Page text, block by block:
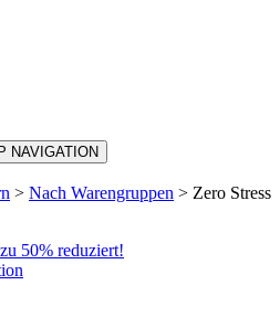
NAVIGATION
> Nach Warengruppen > Zero Stress
50% reduziert!